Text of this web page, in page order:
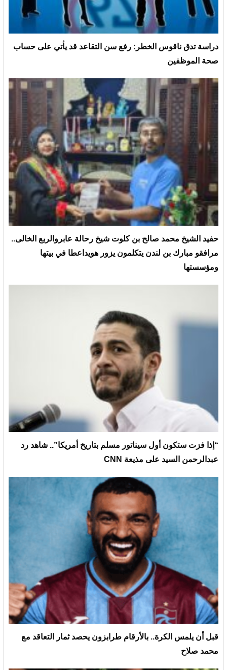
دراسة تدق ناقوس الخطر: رفع سن التقاعد قد يأتي على حساب
صحة الموظفين
حفيد الشيخ محمد صالح بن كلوت شيخ رحالة عابروالربع الخالى..
مرافقو مبارك بن لندن يتكلمون يزور هويداعطا في بيتها
ومؤسستها
“إذا فزت ستكون أول سيناتور مسلم بتاريخ أمريكا”.. شاهد رد
عبدالرحمن السيد على مذيعة CNN
قبل أن يلمس الكرة.. بالأرقام طرابزون يحصد ثمار التعاقد مع
محمد صلاح